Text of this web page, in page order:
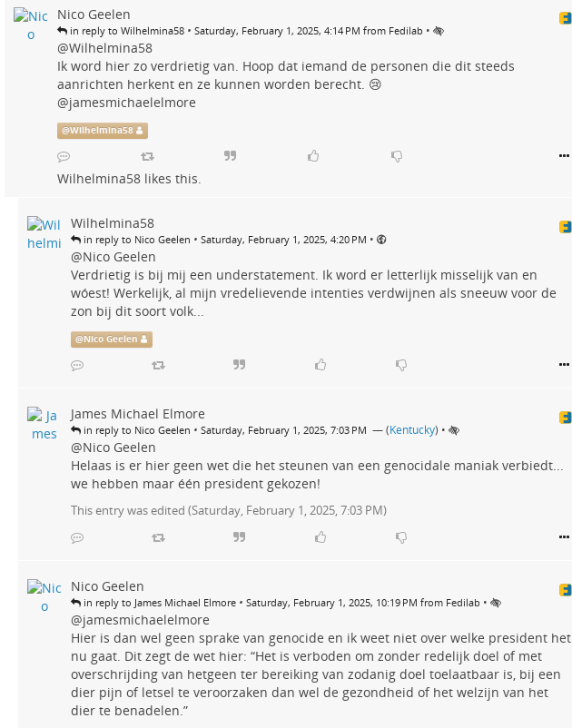
Nico Geelen
in reply to Wilhelmina58 • Saturday, February 1, 2025, 4:14 PM from Fedilab •
@Wilhelmina58
Ik word hier zo verdrietig van. Hoop dat iemand de personen die dit steeds
aanrichten herkent en ze kunnen worden berecht. 😢
@jamesmichaelelmore
@Wilhelmina58
Wilhelmina58likes this.
Wilhelmina58
in reply to Nico Geelen • Saturday, February 1, 2025, 4:20 PM •
@Nico Geelen
Verdrietig is bij mij een understatement. Ik word er letterlijk misselijk van en
wóest! Werkelijk, al mijn vredelievende intenties verdwijnen als sneeuw voor de
zon bij dit soort volk...
@Nico Geelen
James Michael Elmore
in reply to Nico Geelen • Saturday, February 1, 2025, 7:03 PM — (Kentucky) •
@Nico Geelen
Helaas is er hier geen wet die het steunen van een genocidale maniak verbiedt...
we hebben maar één president gekozen!
This entry was edited (Saturday, February 1, 2025, 7:03 PM)
Nico Geelen
in reply to James Michael Elmore • Saturday, February 1, 2025, 10:19 PM from Fedilab •
@jamesmichaelelmore
Hier is dan wel geen sprake van genocide en ik weet niet over welke president het
nu gaat. Dit zegt de wet hier: “Het is verboden om zonder redelijk doel of met
overschrijding van hetgeen ter bereiking van zodanig doel toelaatbaar is, bij een
dier pijn of letsel te veroorzaken dan wel de gezondheid of het welzijn van het
dier te benadelen.”